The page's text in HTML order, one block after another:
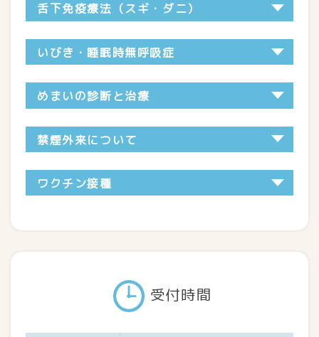
舌下免疫療法（スギ・ダニ）
いびき・睡眠時無呼吸症
めまいの診断と治療
禁煙外来について
ワクチン接種
受付時間